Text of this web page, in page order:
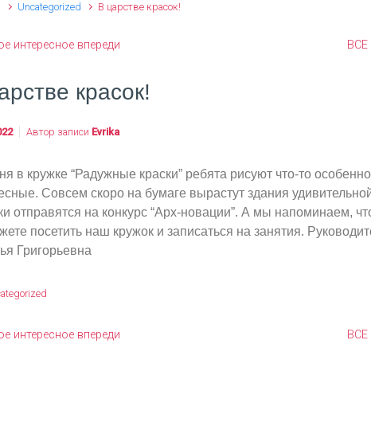
Uncategorized В царстве красок!
интересное впереди
красок!
Автор записи Evrika
в кружке “Радужные краски” ребята рисуют что-то
Совсем скоро на бумаге вырастут здания
отправятся на конкурс “Арх-новации”. А мы напоминаем,
посетить наш кружок и записаться на занятия.
Григорьевна
интересное впереди